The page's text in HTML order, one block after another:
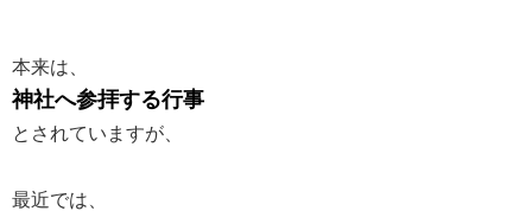
本来は、
神社へ参拝する行事
とされていますが、
最近では、